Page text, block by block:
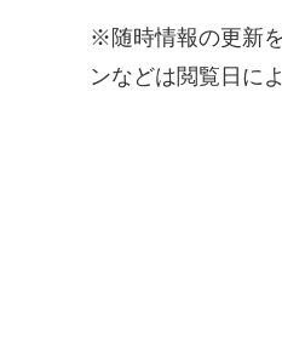
※随時情報の更新
ンなどは閲覧日に